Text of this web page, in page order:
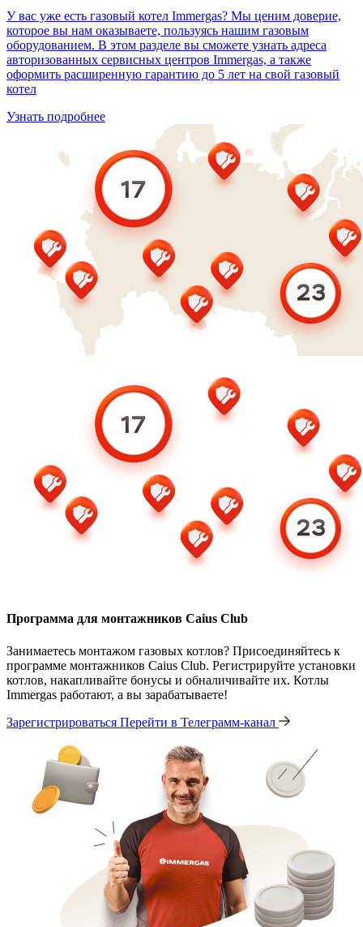
У вас уже есть газовый котел Immergas? Мы ценим доверие,
которое вы нам оказываете, пользуясь нашим газовым
оборудованием. В этом разделе вы сможете узнать адреса
авторизованных сервисных центров Immergas, а также
оформить расширенную гарантию до 5 лет на свой газовый
котел
Узнать подробнее
Программа для монтажников Caius Club
Занимаетесь монтажом газовых котлов? Присоединяйтесь к
программе монтажников Caius Club. Регистрируйте установки
котлов, накапливайте бонусы и обналичивайте их. Котлы
Immergas работают, а вы зарабатываете!
Зарегистрироваться Перейти в Телеграмм-канал